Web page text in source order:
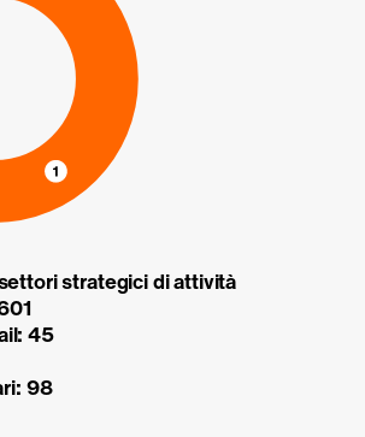
strategici di attività
45
98